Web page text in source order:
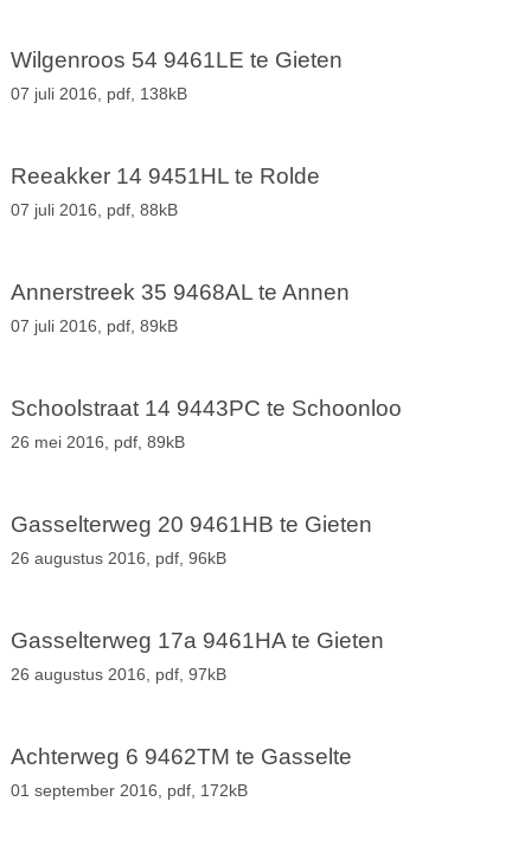
Wilgenroos 54 9461LE te Gieten
07 juli 2016, pdf, 138kB
Reeakker 14 9451HL te Rolde
07 juli 2016, pdf, 88kB
Annerstreek 35 9468AL te Annen
07 juli 2016, pdf, 89kB
Schoolstraat 14 9443PC te Schoonloo
26 mei 2016, pdf, 89kB
Gasselterweg 20 9461HB te Gieten
26 augustus 2016, pdf, 96kB
Gasselterweg 17a 9461HA te Gieten
26 augustus 2016, pdf, 97kB
Achterweg 6 9462TM te Gasselte
01 september 2016, pdf, 172kB